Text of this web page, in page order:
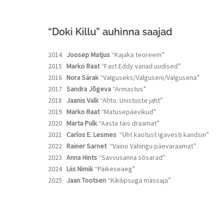
“Doki Killu” auhinna saajad
2014 Joosep Matjus “Kajaka teoreem”
2015 Marko Raat“Fast Eddy vanad uudised”
2016 Nora Särak “Valguseks/Valguseni/Valgusena”
2017 Sandra Jõgeva “Armastus”
2018 Jaanis Valk “Ahto. Unistuste jaht”
2019 Marko Raat“Matusepäevikud”
2020 Marta Pulk “Aasta täis draamat”
2021 Carlos E. Lesmes “Üht kaotust igavesti kandsin”
2022 Rainer Sarnet“Vaino Vahingu päevaraamat”
2023 Anna Hints “Savvusanna sõsarad”
2024 Liis Nimik “Päikeseaeg”
2025 Jaan Tootsen “Kikilipsuga mässaja”